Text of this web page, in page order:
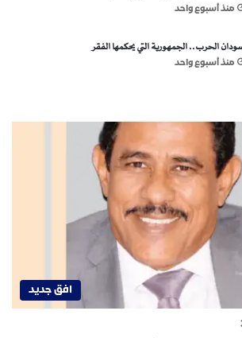
منذ أسبوع واحد
الحرب.. الجمهورية التي يحكمها الفقر
منذ أسبوع واحد
افق جديد